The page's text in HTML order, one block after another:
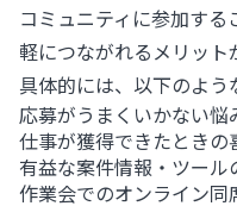
コミュニティに参加す
軽につながれるメリット
具体的には、以下のよう
応募がうまくいかない悩
仕事が獲得できたときの
有益な案件情報・ツール
作業会でのオンライン同